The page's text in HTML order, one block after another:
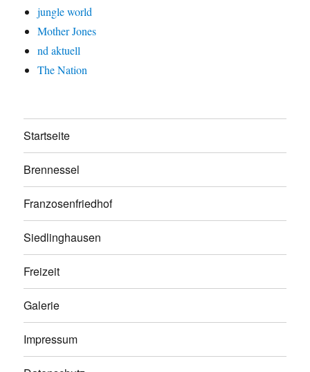
jungle world
Mother Jones
nd aktuell
The Nation
Startseite
Brennessel
Franzosenfriedhof
Siedlinghausen
Freizeit
Galerie
Impressum